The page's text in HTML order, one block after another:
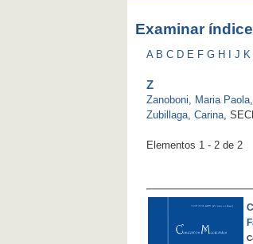
Examinar
A B C D E F G H J K
Z
Zanoboni, Maria Paola
Zubillaga, Carina,
Elementos 1 - 2 de 2